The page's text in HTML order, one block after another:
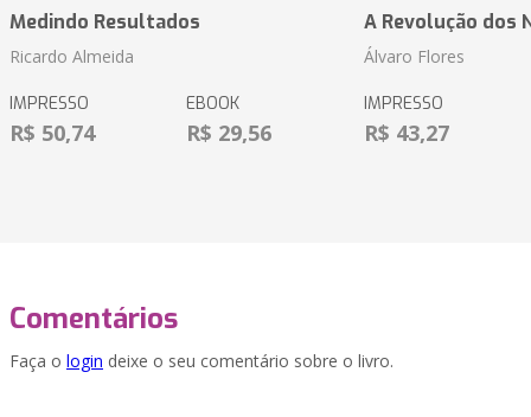
Medindo Resultados
Ricardo Almeida
IMPRESSO
R$ 50,74
EBOOK
R$ 29,56
A Revolução dos
Álvaro Flores
IMPRESSO
R$ 43,27
Comentários
Faça o login deixe o seu comentário sobre o livro.